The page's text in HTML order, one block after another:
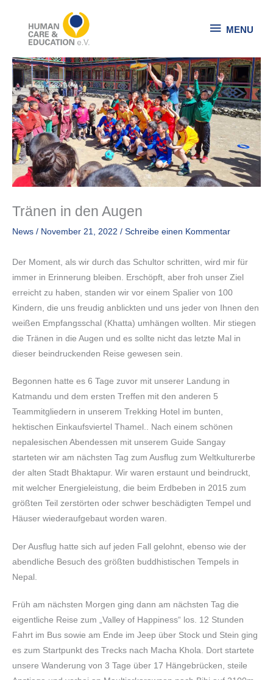
springen
MENU
Tränen in den Augen
News / November 21, 2022 / Schreibe einen Kommentar
Der Moment, als wir durch das Schultor schritten, wird mir für
immer in Erinnerung bleiben. Erschöpft, aber froh unser Ziel
erreicht zu haben, standen wir vor einem Spalier von 100
Kindern, die uns freudig anblickten und uns jeder von Ihnen den
weißen Empfangsschal (Khatta) umhängen wollten. Mir stiegen
die Tränen in die Augen und es sollte nicht das letzte Mal in
dieser beindruckenden Reise gewesen sein.
Begonnen hatte es 6 Tage zuvor mit unserer Landung in
Katmandu und dem ersten Treffen mit den anderen 5
Teammitgliedern in unserem Trekking Hotel im bunten,
hektischen Einkaufsviertel Thamel.. Nach einem schönen
nepalesischen Abendessen mit unserem Guide Sangay
starteten wir am nächsten Tag zum Ausflug zum Weltkulturerbe
der alten Stadt Bhaktapur. Wir waren erstaunt und beindruckt,
mit welcher Energieleistung, die beim Erdbeben in 2015 zum
größten Teil zerstörten oder schwer beschädigten Tempel und
Häuser wiederaufgebaut worden waren.
Der Ausflug hatte sich auf jeden Fall gelohnt, ebenso wie der
abendliche Besuch des größten buddhistischen Tempels in
Nepal.
Früh am nächsten Morgen ging dann am nächsten Tag die
eigentliche Reise zum „Valley of Happiness“ los. 12 Stunden
Fahrt im Bus sowie am Ende im Jeep über Stock und Stein ging
es zum Startpunkt des Trecks nach Macha Khola. Dort startete
unsere Wanderung von 3 Tage über 17 Hängebrücken, steile